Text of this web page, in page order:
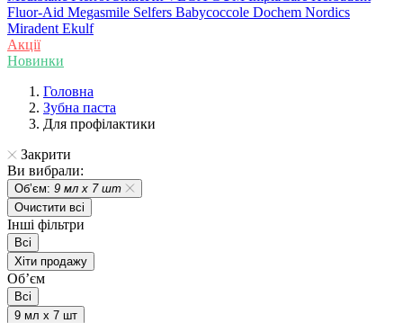
Fluor-Aid Megasmile Selfers Babycoccole Dochem Nordics
Miradent Ekulf
Акції
Новинки
Головна
Зубна паста
Для профілактики
Закрити
Ви вибрали:
Обʼєм: 9 мл х 7 шт
Очистити всі
Інші фільтри
Всі
Хіти продажу
Обʼєм
Всі
9 мл х 7 шт